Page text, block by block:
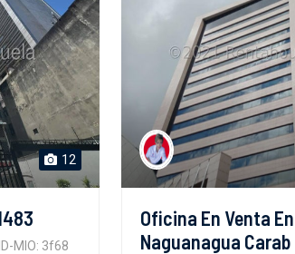
12
ID-MIO: 3f68
Oficina En Venta
Naguanagua Carab